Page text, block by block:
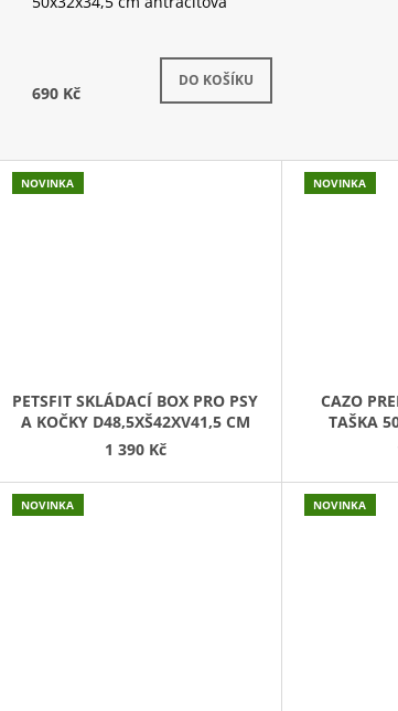
690 Kč
DO KOŠÍKU
Skladem (1 ks)
NOVINKA
PETSFIT SKLÁDACÍ BOX PRO PSY
A KOČKY D48,5XŠ42XV41,5 CM
1 390 Kč
NOVINKA
CAZO
TAŠKA
NOVINKA NOVINKA